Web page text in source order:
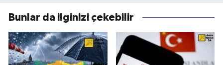
Bunlar da ilginizi çekebilir